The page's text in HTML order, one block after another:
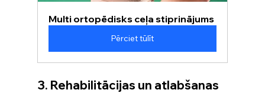
Multi ortopēdisks ceļa stiprinājums
Pērciet tūlīt
3. Rehabilitācijas un atlabšanas